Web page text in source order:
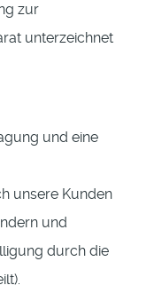
zur
unterzeichnet
und eine
unsere Kunden
und
durch die